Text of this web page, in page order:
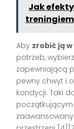
Jak
treningiem
Aby zrobić ją
potrzeb,
zapewniającą
pewny chwyt i
kondycji. Taki